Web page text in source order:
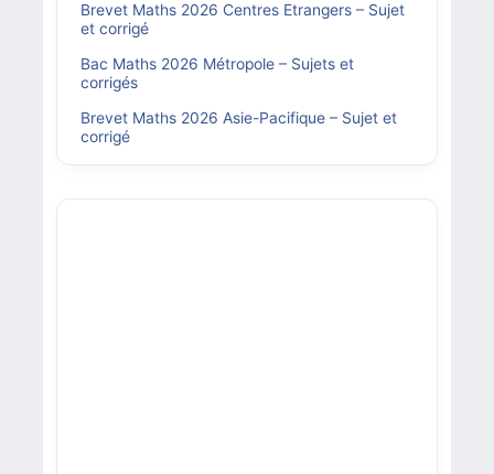
Brevet Maths 2026 Centres Etrangers – Sujet
et corrigé
Bac Maths 2026 Métropole – Sujets et
corrigés
Brevet Maths 2026 Asie-Pacifique – Sujet et
corrigé